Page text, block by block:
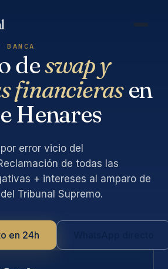
BANCA
deswap y
financierasen
Henares
error vicio del
de todas las
+ intereses al amparo de
Tribunal Supremo.
en 24h